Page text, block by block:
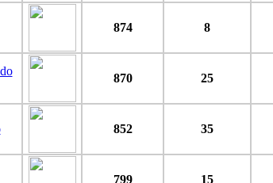
874 8
870 25
852 35
799 15